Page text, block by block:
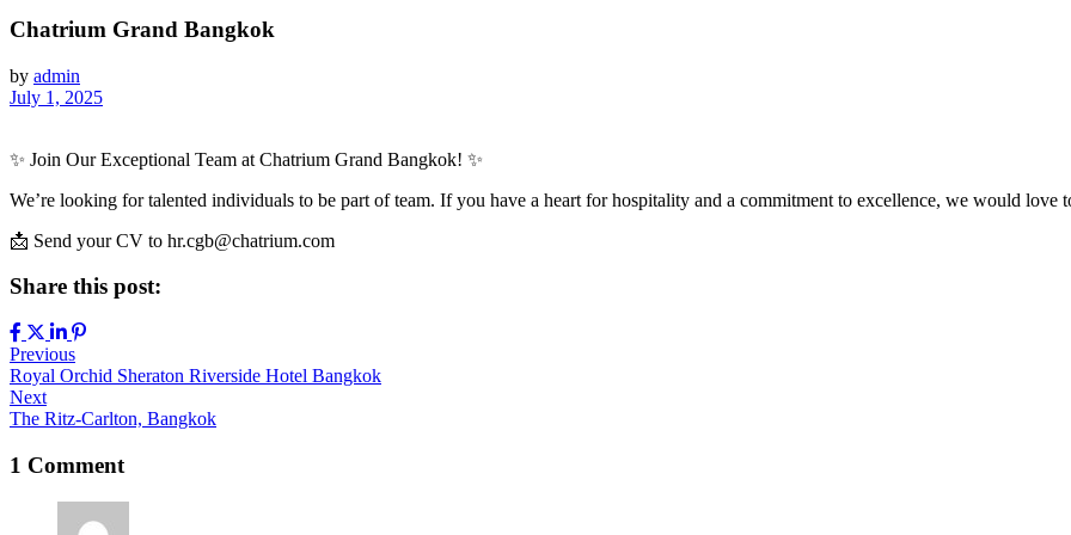
Chatrium Grand Bangkok
by admin
July 1, 2025
✨ Join Our Exceptional Team at Chatrium Grand Bangkok! ✨
We’re looking for talented individuals to be part of team. If you have a heart for hospitality and a commitment to excellence, we would love
📩 Send your CV to hr.cgb@chatrium.com
Share this post:
Previous
Royal Orchid Sheraton Riverside Hotel Bangkok
Next
The Ritz-Carlton, Bangkok
1 Comment